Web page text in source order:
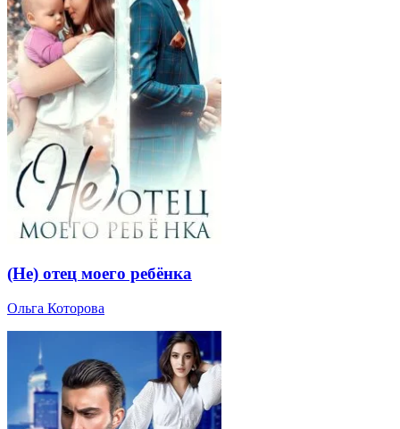
(Не) отец моего ребёнка
Ольга Которова